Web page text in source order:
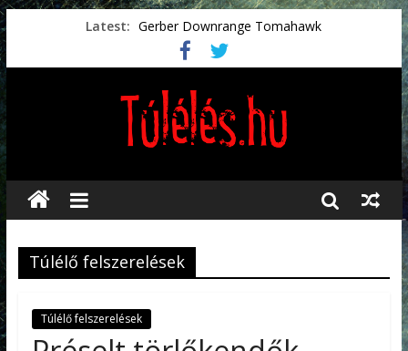
Latest: Gerber Downrange Tomahawk
Vészhelyzeti élelmiszerek
Svéd vészhelyzeti tájékoztató.
Vészhelyzetkezelés
Préselt törlőkendők
Túlélő felszerelések
Túlélő felszerelések